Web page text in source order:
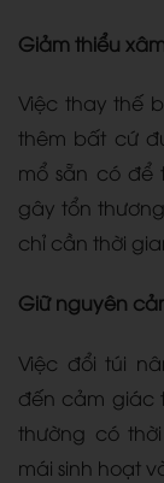
Giảm thiểu
Việc thay thế
thêm bất cứ
mổ sẵn có để
gây tổn
chỉ cần thời
Giữ nguyên
Việc đổi túi
đến cảm giác
thường có
mái sinh hoạt